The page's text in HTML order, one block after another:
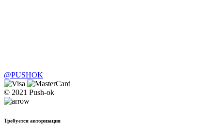
@PUSHOK
© 2021 Push-ok
Требуется авторизация